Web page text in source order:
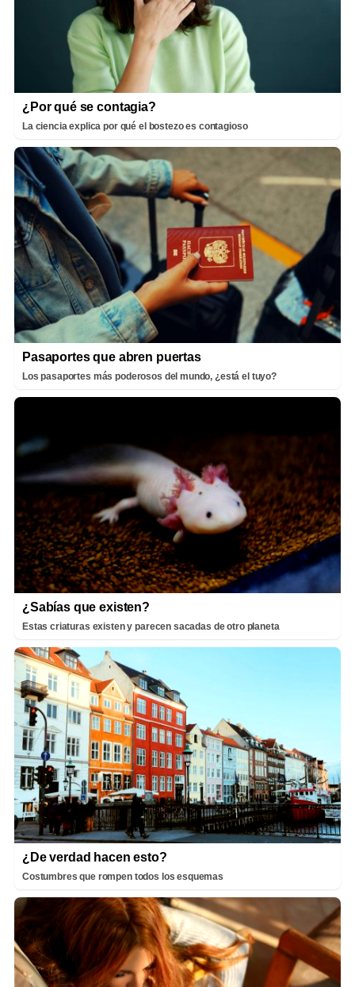
¿Por qué se contagia?
La ciencia explica por qué el bostezo es contagioso
Pasaportes que abren puertas
Los pasaportes más poderosos del mundo, ¿está el tuyo?
¿Sabías que existen?
Estas criaturas existen y parecen sacadas de otro planeta
¿De verdad hacen esto?
Costumbres que rompen todos los esquemas